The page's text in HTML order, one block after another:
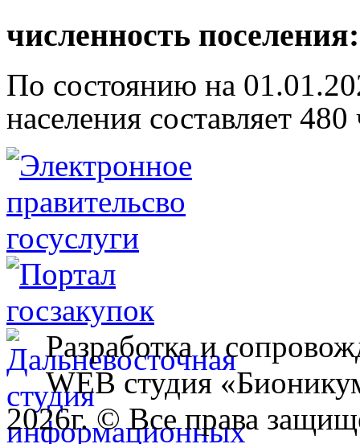
численность поселения:
По состоянию на
населения составляет 480
Разработка и
WEB студия
2026г. © Все права